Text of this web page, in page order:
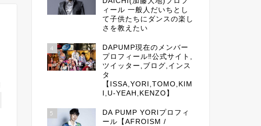
ィール 一般人だいちとし
て子供たちにダンスの楽し
さを教えたい
4
DAPUMP現在のメンバー
プロフィール‼公式サイト,
ツイッター,ブログ,インス
タ
【ISSA,YORI,TOMO,KIM
I,U-YEAH,KENZO】
5
DA PUMP YORIプロフィ
ール【AFROISM /